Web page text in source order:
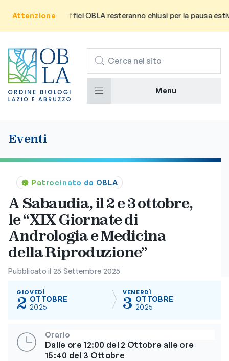
Attenzione
che gli uffici OBLA resteranno chiusi per la pausa estiva
CERCA
Menu
Eventi
Patrocinato da OBLA
A Sabaudia, il 2 e 3 ottobre,
le “XIX Giornate di
Andrologia e Medicina
della Riproduzione”
Pubblicato il 25 Settembre 2025
GIOVEDÌ
2 OTTOBRE
2025
VENERDÌ
3 OTTOBRE
2025
Orario
Dalle ore 12:00 del 2 Ottobre alle ore
15:40 del 3 Ottobre